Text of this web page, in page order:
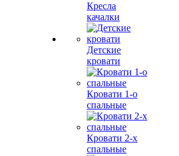
Кресла
качалки
Детские
кровати
Кровати 1-о
спальные
Кровати 2-х
спальные